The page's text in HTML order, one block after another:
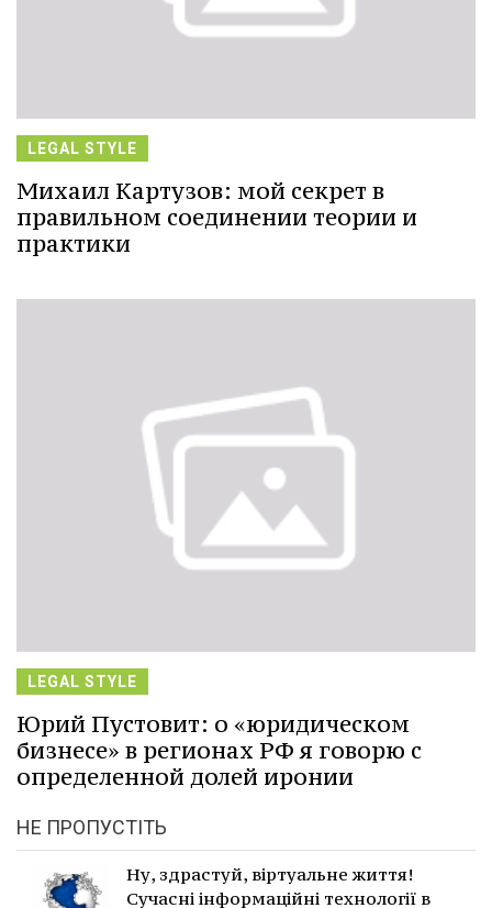
LEGAL STYLE
Михаил Картузов: мой секрет в
правильном соединении теории и
практики
LEGAL STYLE
Юрий Пустовит: о «юридическом
бизнесе» в регионах РФ я говорю с
определенной долей иронии
НЕ ПРОПУСТІТЬ
Ну, здрастуй, віртуальне життя!
Сучасні інформаційні технології в